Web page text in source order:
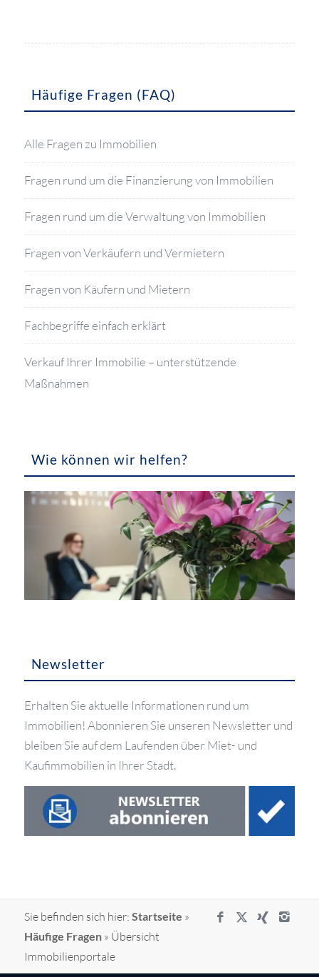
Häufige Fragen (FAQ)
Alle Fragen zu Immobilien
Fragen rund um die Finanzierung von Immobilien
Fragen rund um die Verwaltung von Immobilien
Fragen von Verkäufern und Vermietern
Fragen von Käufern und Mietern
Fachbegriffe einfach erklärt
Verkauf Ihrer Immobilie – unterstützende
Maßnahmen
Wie können wir helfen?
Newsletter
Erhalten Sie aktuelle Informationen rund um
Immobilien! Abonnieren Sie unseren Newsletter und
bleiben Sie auf dem Laufenden über Miet- und
Kaufimmobilien in Ihrer Stadt.
Sie befinden sich hier: Startseite »
Häufige Fragen» Übersicht
Immobilienportale